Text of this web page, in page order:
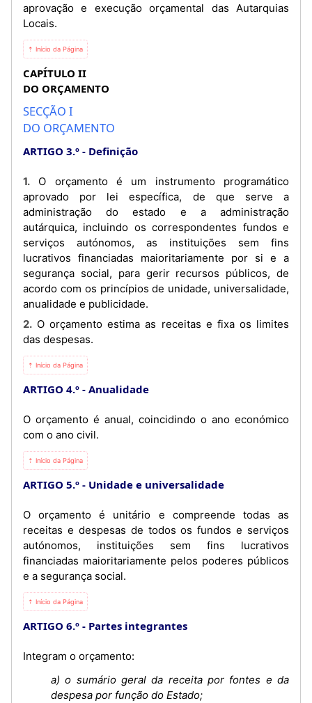
aprovação e execução orçamental das Autarquias
Locais.
⇡ Início da Página
CAPÍTULO II
DO ORÇAMENTO
SECÇÃO I
DO ORÇAMENTO
ARTIGO 3.º Definição
1. O orçamento é um instrumento programático
aprovado por lei específica, de que serve a
administração do estado e a administração
autárquica, incluindo os correspondentes fundos e
serviços autónomos, as instituições sem fins
lucrativos financiadas maioritariamente por si e a
segurança social, para gerir recursos públicos, de
acordo com os princípios de unidade, universalidade,
anualidade e publicidade.
2. O orçamento estima as receitas e fixa os limites
das despesas.
⇡ Início da Página
ARTIGO 4.º Anualidade
O orçamento é anual, coincidindo o ano económico
com o ano civil.
⇡ Início da Página
ARTIGO 5.º Unidade e universalidade
O orçamento é unitário e compreende todas as
receitas e despesas de todos os fundos e serviços
autónomos, instituições sem fins lucrativos
financiadas maioritariamente pelos poderes públicos
e a segurança social.
⇡ Início da Página
ARTIGO 6.º Partes integrantes
Integram o orçamento:
a) o sumário geral da receita por fontes e da
despesa por função do Estado;